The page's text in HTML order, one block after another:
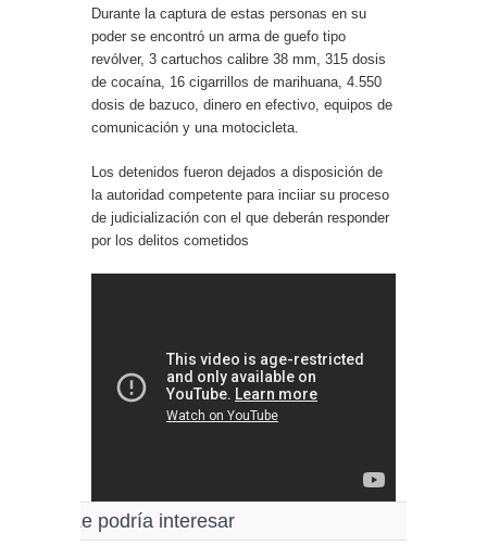
Durante la captura de estas personas en su
poder se encontró un arma de guefo tipo
revólver, 3 cartuchos calibre 38 mm, 315 dosis
de cocaína, 16 cigarrillos de marihuana, 4.550
dosis de bazuco, dinero en efectivo, equipos de
comunicación y una motocicleta.
Los detenidos fueron dejados a disposición de
la autoridad competente para inciiar su proceso
de judicialización con el que deberán responder
por los delitos cometidos
Le podría interesar